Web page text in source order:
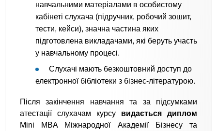
навчальними матеріалами в особистому
кабінеті слухача (підручник, робочий зошит,
тести, кейси), значна частина яких
підготовлена ​​викладачами, які беруть участь
у навчальному процесі.
Слухачі мають безкоштовний доступ до
електронної бібліотеки з бізнес-літературою.
Після закінчення навчання та за підсумками
атестації слухачам курсу видається диплом
Mini MBA Міжнародної Академії Бізнесу та